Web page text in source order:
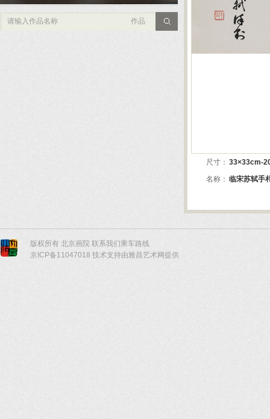
版权所有 北京画院 联系我们乘车路线
京ICP备11047018 技术支持由雅昌艺术网提供